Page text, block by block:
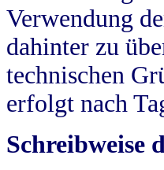
Verwendung
dahinter zu
technischen
erfolgt nach
Schreibweise